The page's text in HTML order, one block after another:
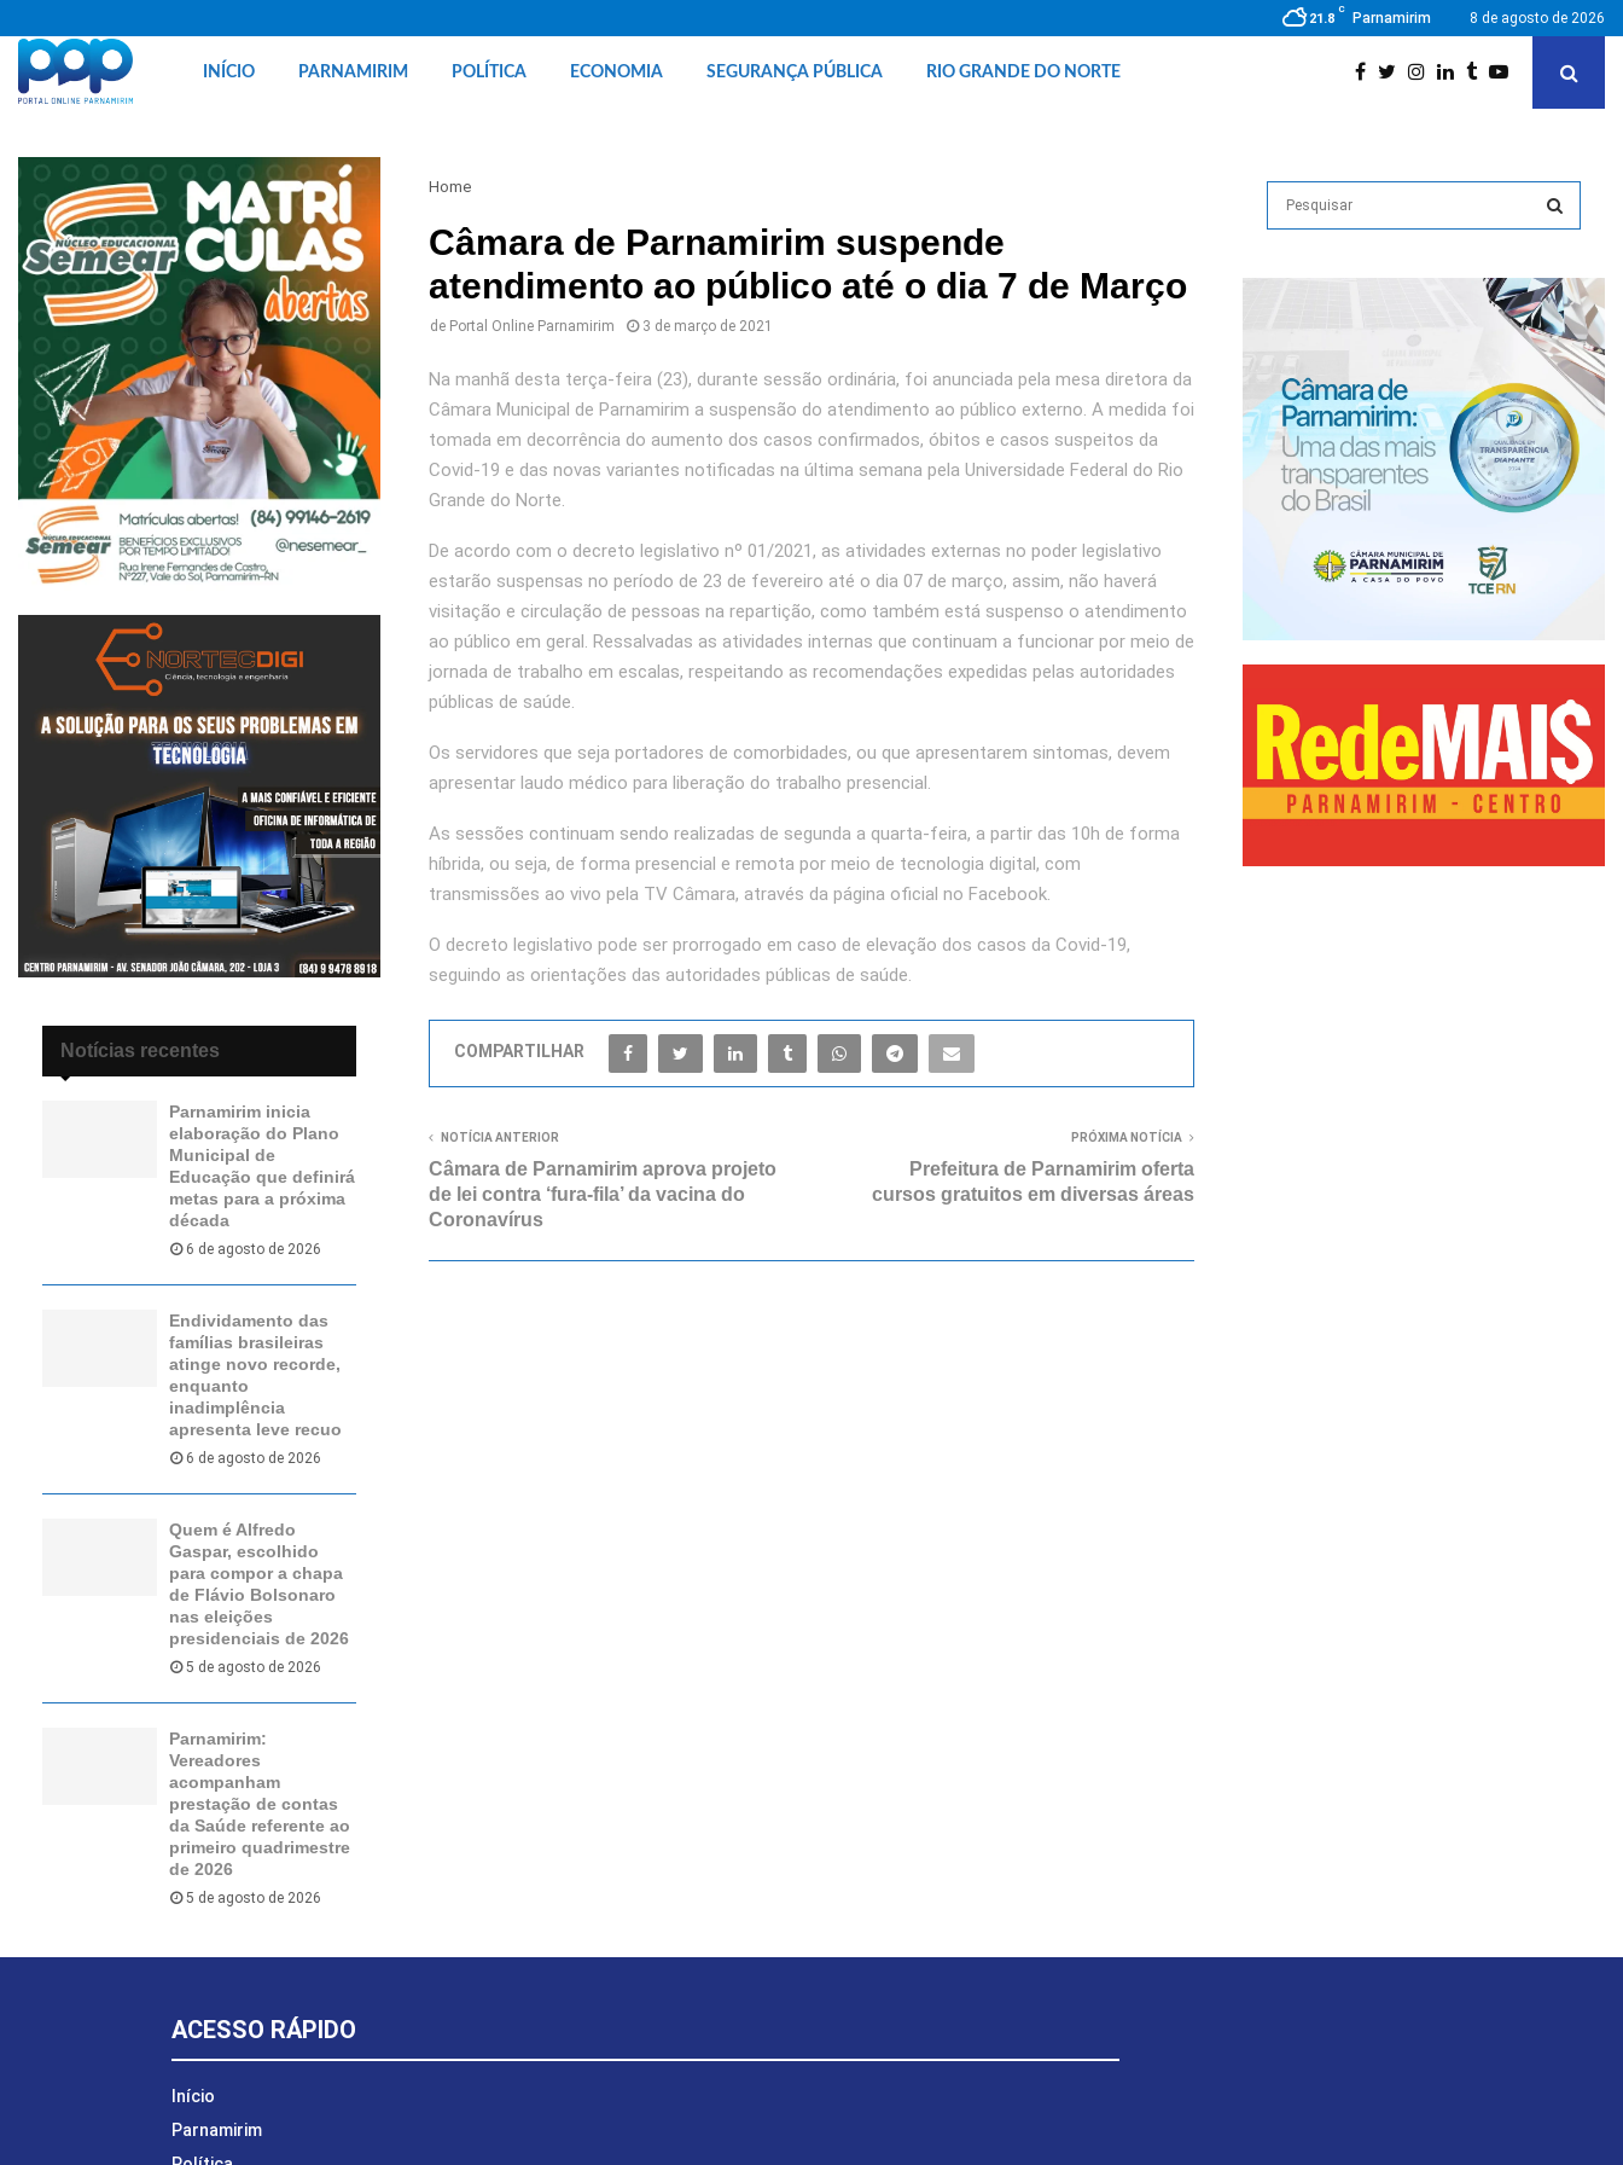
21.8
C
Parnamirim 8 de agosto de 2026
INÍCIO PARNAMIRIM POLÍTICA ECONOMIA SEGURANÇA PÚBLICA RIO GRANDE DO NORTE
Home
Câmara de Parnamirim suspende
atendimento ao público até o dia 7 de Março
de Portal Online Parnamirim 3 de março de 2021
Na manhã desta terça-feira (23), durante sessão ordinária, foi anunciada pela mesa diretora da
Câmara Municipal de Parnamirim a suspensão do atendimento ao público externo. A medida foi
tomada em decorrência do aumento dos casos confirmados, óbitos e casos suspeitos da
Covid-19 e das novas variantes notificadas na última semana pela Universidade Federal do Rio
Grande do Norte.
De acordo com o decreto legislativo nº 01/2021, as atividades externas no poder legislativo
estarão suspensas no período de 23 de fevereiro até o dia 07 de março, assim, não haverá
visitação e circulação de pessoas na repartição, como também está suspenso o atendimento
ao público em geral. Ressalvadas as atividades internas que continuam a funcionar por meio de
jornada de trabalho em escalas, respeitando as recomendações expedidas pelas autoridades
públicas de saúde.
Os servidores que seja portadores de comorbidades, ou que apresentarem sintomas, devem
apresentar laudo médico para liberação do trabalho presencial.
As sessões continuam sendo realizadas de segunda a quarta-feira, a partir das 10h de forma
híbrida, ou seja, de forma presencial e remota por meio de tecnologia digital, com
transmissões ao vivo pela TV Câmara, através da página oficial no Facebook.
O decreto legislativo pode ser prorrogado em caso de elevação dos casos da Covid-19,
seguindo as orientações das autoridades públicas de saúde.
COMPARTILHAR
NOTÍCIA ANTERIOR
Câmara de Parnamirim aprova projeto
de lei contra ‘fura-fila’ da vacina do
Coronavírus
PRÓXIMA NOTÍCIA
Prefeitura de Parnamirim oferta
cursos gratuitos em diversas áreas
Notícias recentes
Parnamirim inicia
elaboração do Plano
Municipal de
Educação que definirá
metas para a próxima
década
6 de agosto de 2026
Endividamento das
famílias brasileiras
atinge novo recorde,
enquanto
inadimplência
apresenta leve recuo
6 de agosto de 2026
Quem é Alfredo
Gaspar, escolhido
para compor a chapa
de Flávio Bolsonaro
nas eleições
presidenciais de 2026
5 de agosto de 2026
Parnamirim:
Vereadores
acompanham
prestação de contas
da Saúde referente ao
primeiro quadrimestre
de 2026
5 de agosto de 2026
r
:
E
A
R
C
H
ACESSO RÁPIDO
Início
Parnamirim